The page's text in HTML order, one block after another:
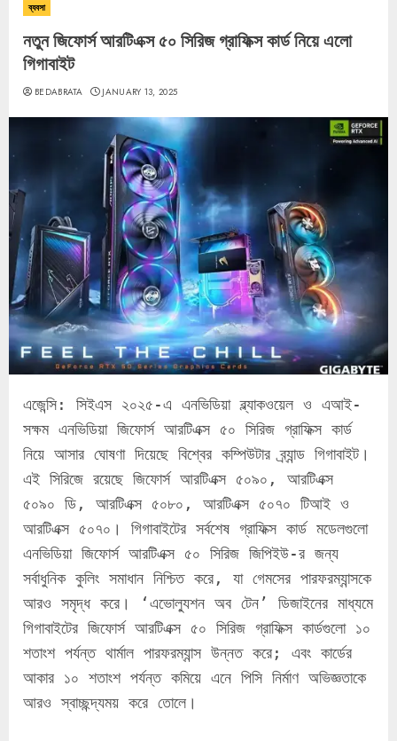
ব্যবসা
নতুন জিফোর্স আরটিএক্স ৫০ সিরিজ গ্রাফিক্স কার্ড নিয়ে এলো
গিগাবাইট
BEDABRATA JANUARY 13, 2025
এজেন্সি: সিইএস ২০২৫-এ এনভিডিয়া ব্ল্যাকওয়েল ও এআই-
সক্ষম এনভিডিয়া জিফোর্স আরটিএক্স ৫০ সিরিজ গ্রাফিক্স কার্ড
নিয়ে আসার ঘোষণা দিয়েছে বিশ্বের কম্পিউটার ব্র্যান্ড গিগাবাইট।
এই সিরিজে রয়েছে জিফোর্স আরটিএক্স ৫০৯০, আরটিএক্স
৫০৯০ ডি, আরটিএক্স ৫০৮০, আরটিএক্স ৫০৭০ টিআই ও
আরটিএক্স ৫০৭০। গিগাবাইটের সর্বশেষ গ্রাফিক্স কার্ড মডেলগুলো
এনভিডিয়া জিফোর্স আরটিএক্স ৫০ সিরিজ জিপিইউ-র জন্য
সর্বাধুনিক কুলিং সমাধান নিশ্চিত করে, যা গেমসের পারফরম্যান্সকে
আরও সমৃদ্ধ করে। ‘এভোল্যুশন অব টেন’ ডিজাইনের মাধ্যমে
গিগাবাইটের জিফোর্স আরটিএক্স ৫০ সিরিজ গ্রাফিক্স কার্ডগুলো ১০
শতাংশ পর্যন্ত থার্মাল পারফরম্যান্স উন্নত করে; এবং কার্ডের
আকার ১০ শতাংশ পর্যন্ত কমিয়ে এনে পিসি নির্মাণ অভিজ্ঞতাকে
আরও স্বাচ্ছন্দ্যময় করে তোলে।